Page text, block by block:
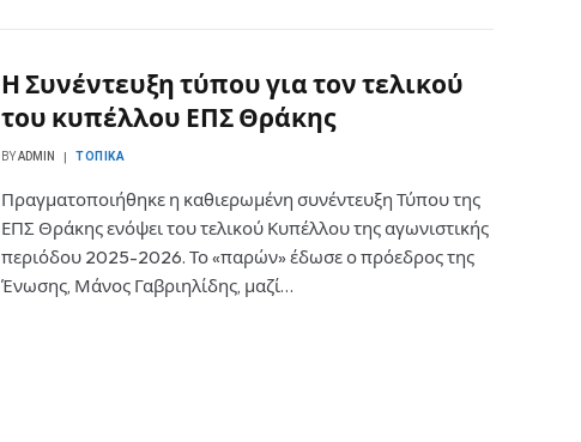
Η Συνέντευξη τύπου για τον τελικού
του κυπέλλου ΕΠΣ Θράκης
BY ADMIN ΤΟΠΙΚΆ
Πραγματοποιήθηκε η καθιερωμένη συνέντευξη Τύπου της
ΕΠΣ Θράκης ενόψει του τελικού Κυπέλλου της αγωνιστικής
περιόδου 2025-2026. Το «παρών» έδωσε ο πρόεδρος της
Ένωσης, Μάνος Γαβριηλίδης, μαζί…